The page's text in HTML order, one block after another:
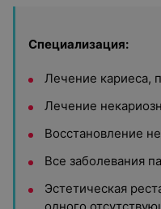
Специализация:
Лечение кариеса,
Лечение
Восстановление
Все заболевания
Эстетическая